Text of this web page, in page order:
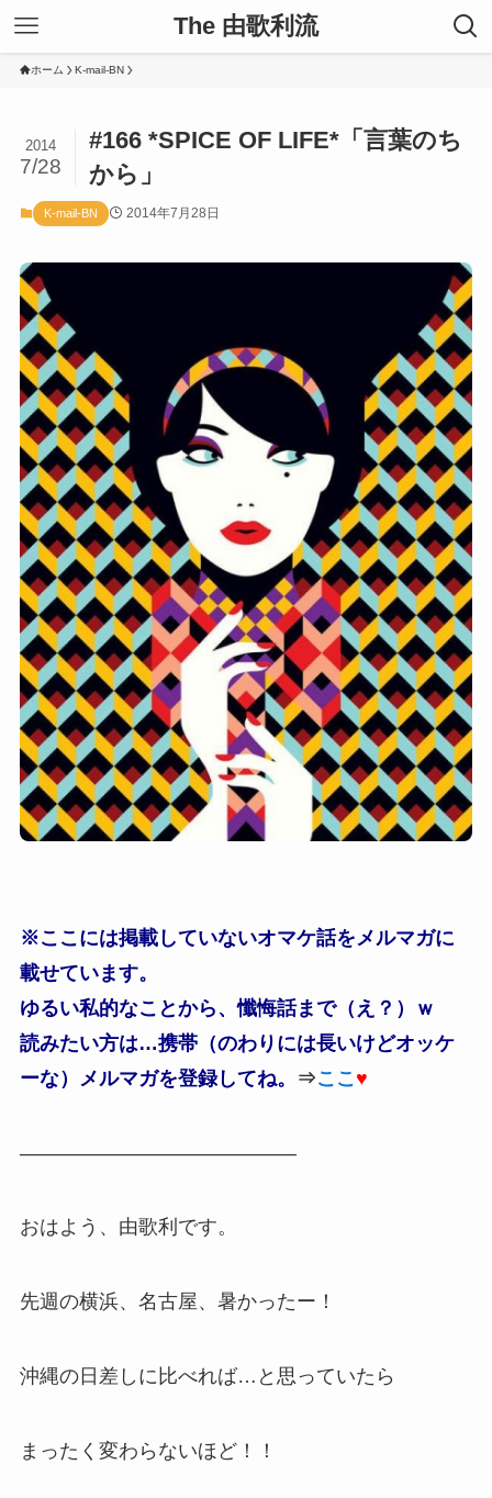
The 由歌利流
ホーム K-mail-BN
#166 *SPICE OF LIFE*「言葉のち
から」
2014
7/28
K-mail-BN 2014年7月28日
※ここには掲載していないオマケ話をメルマガに
載せています。
ゆるい私的なことから、懺悔話まで（え？）ｗ
読みたい方は…携帯（のわりには長いけどオッケ
ーな）メルマガを登録してね。
⇒ここ ♥
——————————————
おはよう、由歌利です。
先週の横浜、名古屋、暑かったー！
沖縄の日差しに比べれば…と思っていたら
まったく変わらないほど！！